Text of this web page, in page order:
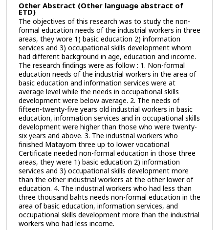
Other Abstract (Other language abstract of
ETD)
The objectives of this research was to study the non-
formal education needs of the industrial workers in three
areas, they wore 1) basic education 2) information
services and 3) occupational skills development whom
had different background in age, education and income.
The research findings were as follow : 1. Non-formal
education needs of the industrial workers in the area of
basic education and information services were at
average level while the needs in occupational skills
development were below average. 2. The needs of
fifteen-twenty-five years old industrial workers in basic
education, information services and in occupational skills
development were higher than those who were twenty-
six years and above. 3. The industrial workers who
finished Matayom three up to lower vocational
Certificate needed non-formal education in those three
areas, they were 1) basic education 2) information
services and 3) occupational skills development more
than the other industrial workers at the other lower of
education. 4. The industrial workers who had less than
three thousand bahts needs non-formal education in the
area of basic education, information services, and
occupational skills development more than the industrial
workers who had less income.